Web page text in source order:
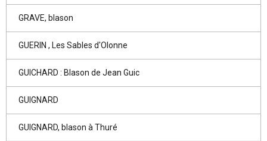
GRAVE, blason
GUERIN , Les Sables d'Olonne
GUICHARD : Blason de Jean Guic
GUIGNARD
GUIGNARD, blason à Thuré